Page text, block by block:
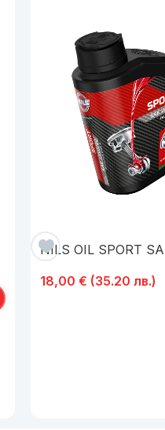
NILS OIL SPORT
18,00 € (35.20 лв.)